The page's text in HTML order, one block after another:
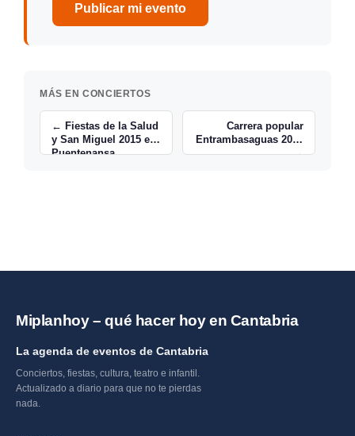
Publicar mi evento
MÁS EN CONCIERTOS
← Fiestas de la Salud
y San Miguel 2015 en
Puentenansa
Carrera popular
Entrambasaguas 2015
→
Miplanhoy – qué hacer hoy en Cantabria
La agenda de eventos de Cantabria
Conciertos, fiestas, cultura, teatro e infantil.
Actualizado a diario para que no te pierdas
nada.